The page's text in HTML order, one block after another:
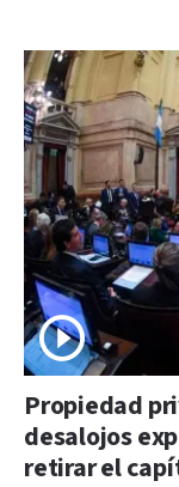
Propiedad
desalojos
retirar el